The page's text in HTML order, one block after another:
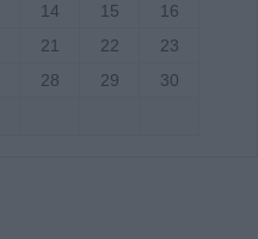
14 15
16
21 22
23
28 29
30